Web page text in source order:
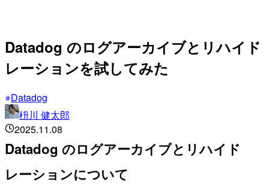
Datadog のログアーカイブとリハイド
レーションを試してみた
Datadog
枡川 健太郎
2025.11.08
Datadog のログアーカイブとリハイド
レーションについて